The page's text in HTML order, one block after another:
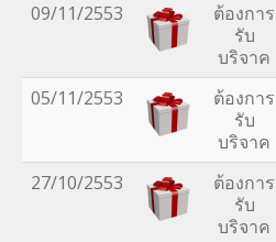
09/11/2553
ต้องการ
รับ
บริจาค
05/11/2553
ต้องการ
รับ
บริจาค
27/10/2553
ต้องการ
รับ
บริจาค